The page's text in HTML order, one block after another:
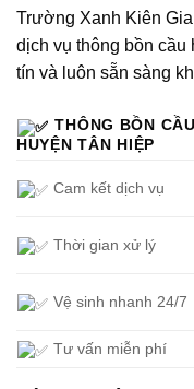
Trường Xanh Kiên
dịch vụ thông bồn cầu
tín và luôn sẵn sàng
THÔNG BỒN CẦU
HUYỆN TÂN HIỆP
Cam kết dịch vụ
Thời gian xử lý
Vệ sinh nhanh 24/7
Tư vấn miễn phí